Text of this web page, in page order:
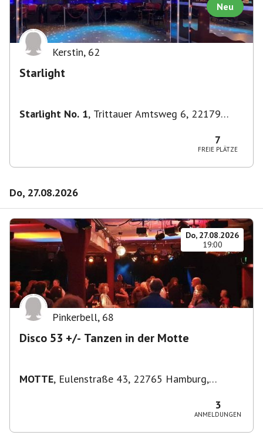
Neu
Kerstin, 62
Starlight
Starlight No. 1, Trittauer Amtsweg 6, 22179
7
FREIE PLÄTZE
Do, 27.08.2026
Do, 27.08.2026
19:00
Pinkerbell, 68
Disco 53 +/- Tanzen in der Motte
MOTTE, Eulenstraße 43, 22765 Hamburg,
3
ANMELDUNGEN